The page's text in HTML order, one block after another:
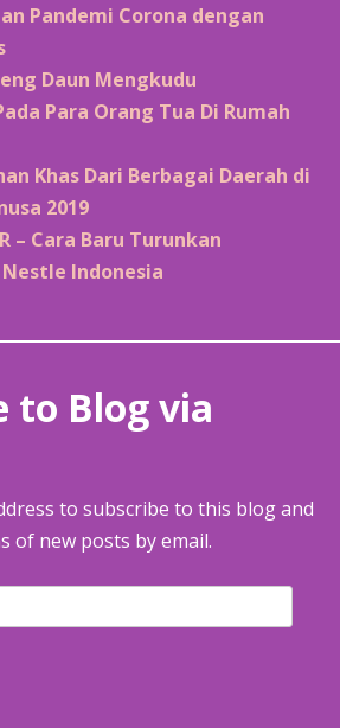
Pandemi Corona dengan
Daun Mengkudu
Para Orang Tua Di Rumah
Khas Dari Berbagai Daerah di
2019
– Cara Baru Turunkan
Indonesia
to Blog via
to subscribe to this blog and
of new posts by email.